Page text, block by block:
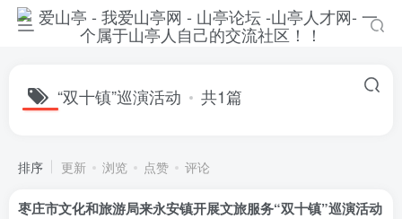
“双十镇”巡演活动 共1篇
排序 更新 浏览 点赞 评论
枣庄市文化和旅游局来永安镇开展文旅服务“双十镇”巡演活动